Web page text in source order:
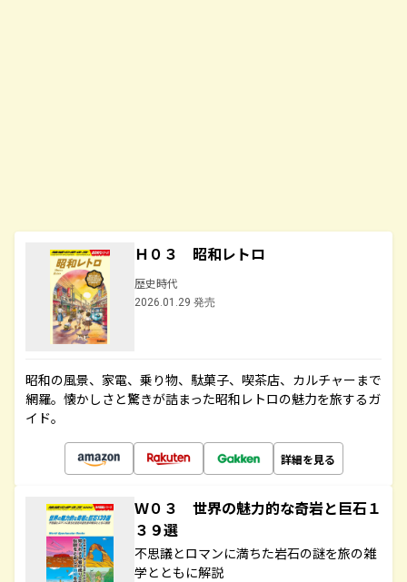
Ｈ０３ 昭和レトロ
歴史時代
2026.01.29 発売
昭和の風景、家電、乗り物、駄菓子、喫茶店、カルチャーまで
網羅。懐かしさと驚きが詰まった昭和レトロの魅力を旅するガ
イド。
詳細を見る
Ｗ０３ 世界の魅力的な奇岩と巨石１
３９選
不思議とロマンに満ちた岩石の謎を旅の雑
学とともに解説